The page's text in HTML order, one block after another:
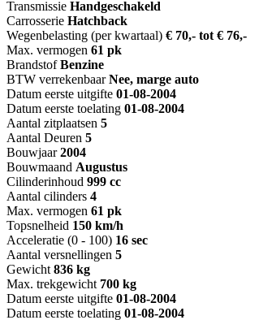
Transmissie Handgeschakeld
Carrosserie Hatchback
Wegenbelasting (per kwartaal) € 70,- tot € 76,-
Max. vermogen 61 pk
Brandstof Benzine
BTW verrekenbaar Nee, marge auto
Datum eerste uitgifte 01-08-2004
Datum eerste toelating 01-08-2004
Aantal zitplaatsen 5
Aantal Deuren 5
Bouwjaar 2004
Bouwmaand Augustus
Cilinderinhoud 999 cc
Aantal cilinders 4
Max. vermogen 61 pk
Topsnelheid 150 km/h
Acceleratie (0 - 100) 16 sec
Aantal versnellingen 5
Gewicht 836 kg
Max. trekgewicht 700 kg
Datum eerste uitgifte 01-08-2004
Datum eerste toelating 01-08-2004